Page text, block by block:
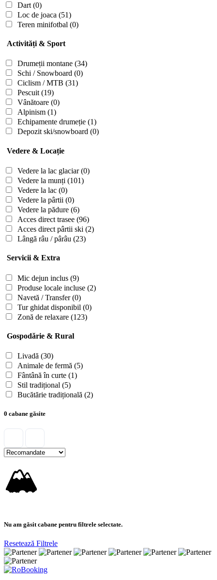
Dart (0)
Loc de joaca (51)
Teren minifotbal (0)
Activități & Sport
Drumeții montane (34)
Schi / Snowboard (0)
Ciclism / MTB (31)
Pescuit(19)
Vânătoare (0)
Alpinism (1)
Echipamente drumeție (1)
Depozit ski/snowboard (0)
Vedere & Locație
Vedere la lac glaciar(0)
Vedere la munți (101)
Vedere la lac (0)
Vedere la pârtii (0)
Vedere la pădure (6)
Acces direct trasee (96)
Acces direct pârtii ski (2)
Lângă râu / pârâu (23)
Servicii & Extra
Mic dejun inclus (9)
Produse locale incluse (2)
Navetă / Transfer(0)
Tur ghidat disponibil (0)
Zonă de relaxare (123)
Gospodărie & Rural
Livadă (30)
Animale de fermă (5)
Fântână în curte (1)
Stil tradițional (5)
Bucătărie tradițională (2)
0 cabane găsite
🏔
Nu am găsit cabane pentru filtrele selectate.
Resetează Filtrele